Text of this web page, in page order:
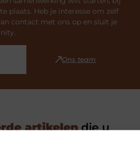
plaats. Heb je interesse om zelf
contact met ons op en sluit je
Ons team
artikelendie u